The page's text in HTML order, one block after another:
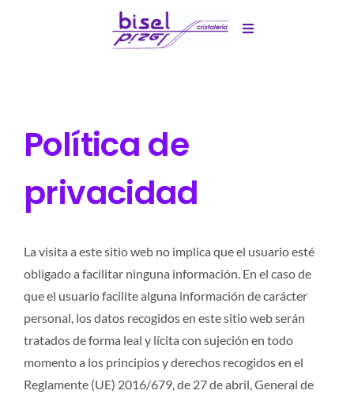
Toggle
Contacto
Política de
privacidad
La visita a este sitio web no implica que el usuario esté
obligado a facilitar ninguna información. En el caso de
que el usuario facilite alguna información de carácter
personal, los datos recogidos en este sitio web serán
tratados de forma leal y lícita con sujeción en todo
momento a los principios y derechos recogidos en el
Reglamente (UE) 2016/679, de 27 de abril, General de